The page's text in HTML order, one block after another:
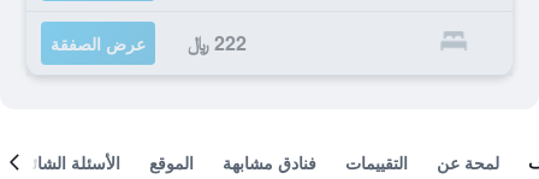
222 ﷼ عرض الصفقة
لمحة عن التقييمات فنادق مشابهة الموقع الأسئلة الشائعة